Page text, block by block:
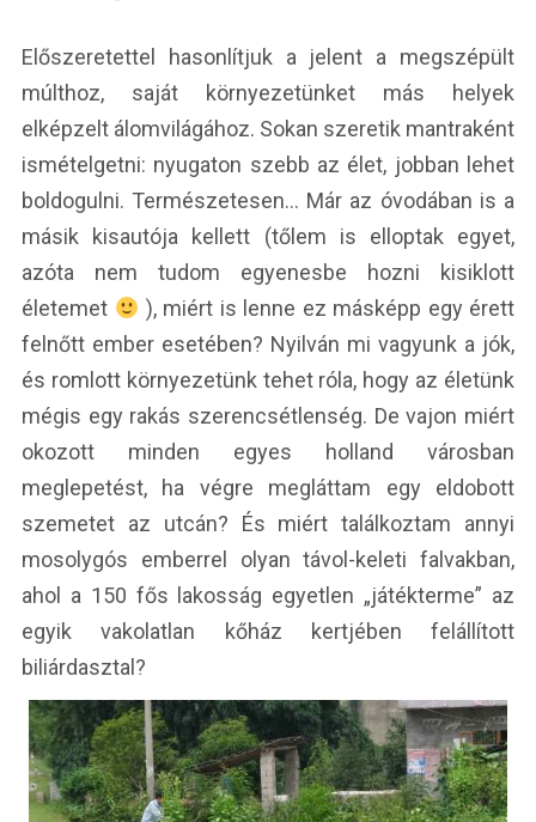
Előszeretettel hasonlítjuk a jelent a megszépült
múlthoz, saját környezetünket más helyek
elképzelt álomvilágához. Sokan szeretik mantraként
ismételgetni: nyugaton szebb az élet, jobban lehet
boldogulni. Természetesen… Már az óvodában is a
másik kisautója kellett (tőlem is elloptak egyet,
azóta nem tudom egyenesbe hozni kisiklott
életemet
), miért is lenne ez másképp egy érett
felnőtt ember esetében? Nyilván mi vagyunk a jók,
és romlott környezetünk tehet róla, hogy az életünk
mégis egy rakás szerencsétlenség. De vajon miért
okozott minden egyes holland városban
meglepetést, ha végre megláttam egy eldobott
szemetet az utcán? És miért találkoztam annyi
mosolygós emberrel olyan távol-keleti falvakban,
ahol a 150 fős lakosság egyetlen „játékterme” az
egyik vakolatlan kőház kertjében felállított
biliárdasztal?